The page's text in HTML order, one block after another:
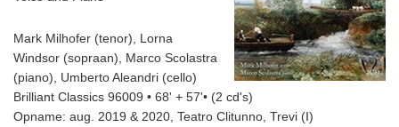
Mark Milhofer (tenor), Lorna
Windsor (sopraan), Marco Scolastra
(piano), Umberto Aleandri (cello)
Brilliant Classics 96009 • 68' + 57'• (2 cd's)
Opname: aug. 2019 & 2020, Teatro Clitunno, Trevi (I)